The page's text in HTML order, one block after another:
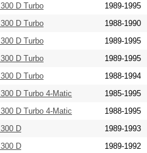
300 D Turbo
1989-1995
300 D Turbo
1988-1990
300 D Turbo
1989-1995
300 D Turbo
1989-1995
300 D Turbo
1988-1994
300 D Turbo 4-Matic
1985-1995
300 D Turbo 4-Matic
1988-1995
300 D
1989-1993
300 D
1989-1992